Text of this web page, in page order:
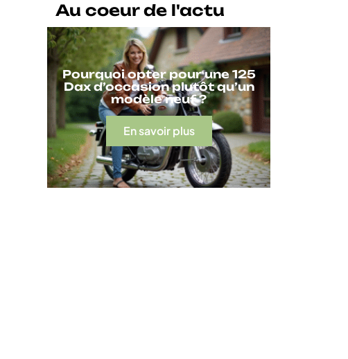
Au coeur de l'actu
Pourquoi opter pour une 125
Dax d’occasion plutôt qu’un
modèle neuf ?
En savoir plus